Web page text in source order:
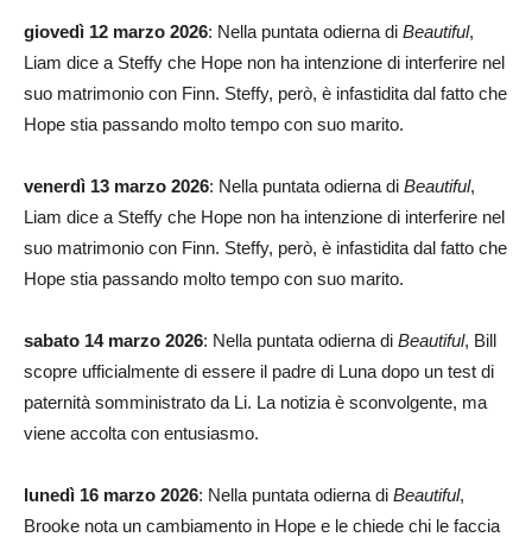
giovedì 12 marzo 2026: Nella puntata odierna di Beautiful,
Liam dice a Steffy che Hope non ha intenzione di interferire nel
suo matrimonio con Finn. Steffy, però, è infastidita dal fatto che
Hope stia passando molto tempo con suo marito.
venerdì 13 marzo 2026: Nella puntata odierna di Beautiful,
Liam dice a Steffy che Hope non ha intenzione di interferire nel
suo matrimonio con Finn. Steffy, però, è infastidita dal fatto che
Hope stia passando molto tempo con suo marito.
sabato 14 marzo 2026: Nella puntata odierna di Beautiful, Bill
scopre ufficialmente di essere il padre di Luna dopo un test di
paternità somministrato da Li. La notizia è sconvolgente, ma
viene accolta con entusiasmo.
lunedì 16 marzo 2026: Nella puntata odierna di Beautiful,
Brooke nota un cambiamento in Hope e le chiede chi le faccia